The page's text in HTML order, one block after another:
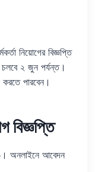
নিয়োগের বিজ্ঞপ্তি
২ জুন পর্যন্ত।
করতে পারবেন।
বিজ্ঞপ্তি
অনলাইনে আবেদন